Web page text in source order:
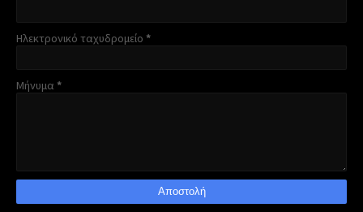
Ηλεκτρονικό ταχυδρομείο *
Μήνυμα *